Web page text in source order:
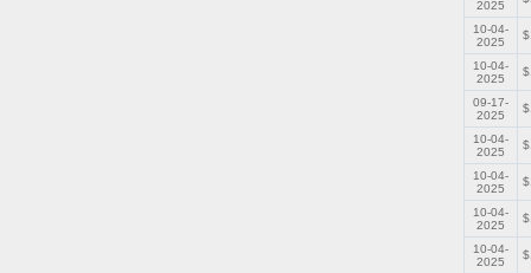
2025
10-04-
2025
10-04-
2025
09-17-
2025
10-04-
2025
10-04-
2025
10-04-
2025
10-04-
2025